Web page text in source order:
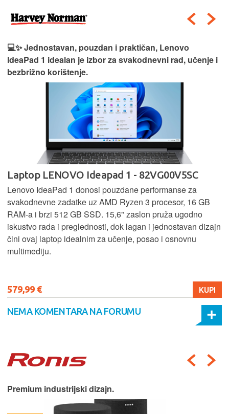
💻✨ Jednostavan, pouzdan i praktičan, Lenovo
IdeaPad 1 idealan je izbor za svakodnevni rad, učenje i
bezbrižno korištenje.
Laptop LENOVO Ideapad 1 - 82VG00V5SC
Lenovo IdeaPad 1 donosi pouzdane performanse za
svakodnevne zadatke uz AMD Ryzen 3 procesor, 16 GB
RAM-a i brzi 512 GB SSD. 15,6" zaslon pruža ugodno
iskustvo rada i preglednosti, dok lagan i jednostavan dizajn
čini ovaj laptop idealnim za učenje, posao i osnovnu
multimediju.
579,99 € KUPI
NEMA KOMENTARA NA FORUMU
Premium industrijski dizajn.